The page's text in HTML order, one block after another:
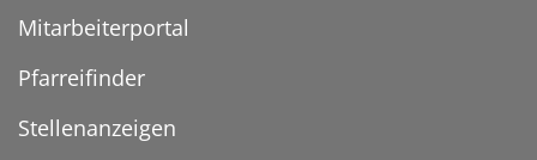
Mitarbeiterportal
Pfarreifinder
Stellenanzeigen